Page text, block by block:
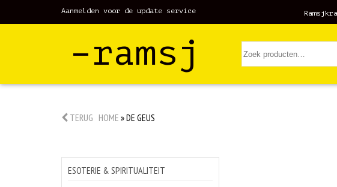
Aanmelden voor de update service
–ramsj
TERUG HOME »DE GEUS
ESOTERIE & SPIRITUALITEIT